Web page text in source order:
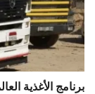
برنامج الأغذية